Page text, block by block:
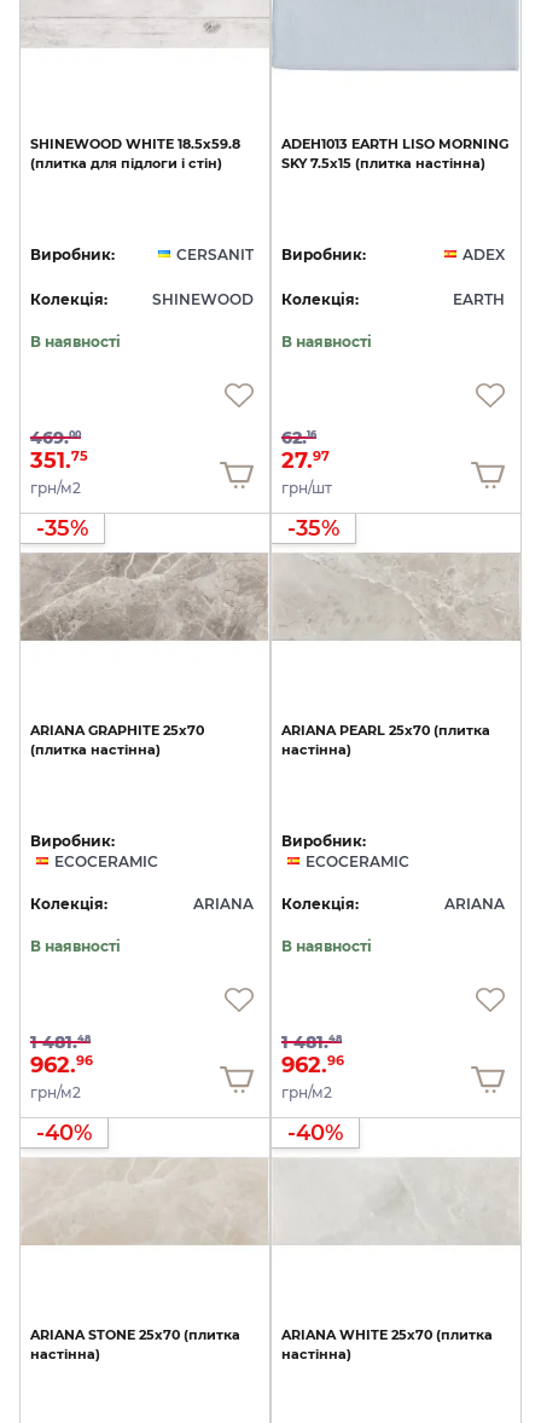
SHINEWOOD WHITE 18.5х59.8
(плитка для підлоги і стін)
Виробник: CERSANIT
Колекція: SHINEWOOD
В наявності
469.00
351.75
грн/м2
ADEH1013 EARTH LISO MORNING
SKY 7.5x15 (плитка настінна)
Виробник: ADEX
Колекція: EARTH
В наявності
62.16
27.97
грн/шт
-35%
ARIANA GRAPHITE 25x70
(плитка настінна)
Виробник:
ECOCERAMIC
Колекція: ARIANA
В наявності
1 481.48
962.96
грн/м2
-35%
ARIANA PEARL 25x70 (плитка
настінна)
Виробник:
ECOCERAMIC
Колекція: ARIANA
В наявності
1 481.48
962.96
грн/м2
-40%
ARIANA STONE 25x70 (плитка
настінна)
-40%
ARIANA WHITE 25x70 (плитка
настінна)